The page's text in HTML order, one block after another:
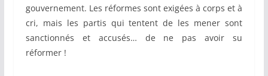
gouvernement. Les réformes sont exigées à corps et à
cri, mais les partis qui tentent de les mener sont
sanctionnés et accusés… de ne pas avoir su
réformer !